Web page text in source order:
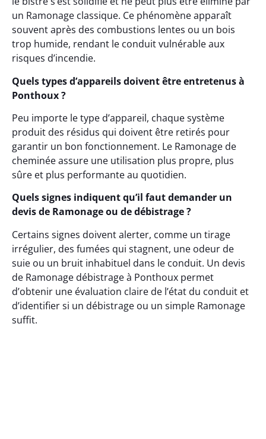
un Ramonage classique. Ce phénomène apparaît
souvent après des combustions lentes ou un bois
trop humide, rendant le conduit vulnérable aux
risques d’incendie.
Quels types d’appareils doivent être entretenus à
Ponthoux ?
Peu importe le type d’appareil, chaque système
produit des résidus qui doivent être retirés pour
garantir un bon fonctionnement. Le Ramonage de
cheminée assure une utilisation plus propre, plus
sûre et plus performante au quotidien.
Quels signes indiquent qu’il faut demander un
devis de Ramonage ou de débistrage ?
Certains signes doivent alerter, comme un tirage
irrégulier, des fumées qui stagnent, une odeur de
suie ou un bruit inhabituel dans le conduit. Un devis
de Ramonage débistrage à Ponthoux permet
d’obtenir une évaluation claire de l’état du conduit et
d’identifier si un débistrage ou un simple Ramonage
suffit.